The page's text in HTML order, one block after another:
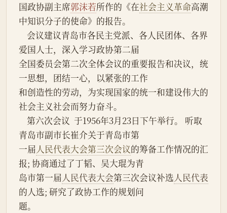
国政协副主席郭沫若所作的《在社会主义革命高潮
中知识分子的使命》的报告。
爱国人士，深入学习政协第二届
全国委员会第二次全体会议的重要报告和决议，统
一思想，团结一心，以紧张的工作
和创造性的劳动，为实现国家的统一和建设伟大的
社会主义社会而努力奋斗。
青岛市副市长崔介关于青岛市第
一届人民代表大会第三次会议的筹备工作情况的汇
报; 协商通过了丁韬、吴大琨为青
岛市第一届人民代表大会第三次会议补选人民代表
的人选; 研究了政协工作的规划问
题。